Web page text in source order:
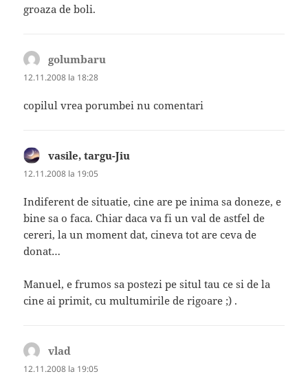
groaza de boli.
golumbaru
12.11.2008 la 18:28
copilul vrea porumbei nu comentari
vasile, targu-Jiu
12.11.2008 la 19:05
Indiferent de situatie, cine are pe inima sa doneze, e
bine sa o faca. Chiar daca va fi un val de astfel de
cereri, la un moment dat, cineva tot are ceva de
donat…
Manuel, e frumos sa postezi pe situl tau ce si de la
cine ai primit, cu multumirile de rigoare ;) .
vlad
12.11.2008 la 19:05